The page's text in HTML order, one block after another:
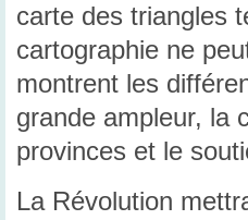
carte des triangles
cartographie ne
montrent les
grande ampleur, la
provinces et le
La Révolution